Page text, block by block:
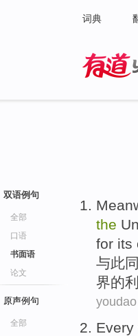
词典
双语例句
全部
口语
书面语
论文
原声例句
全部
the
for its
与此
界的
youdao
Every